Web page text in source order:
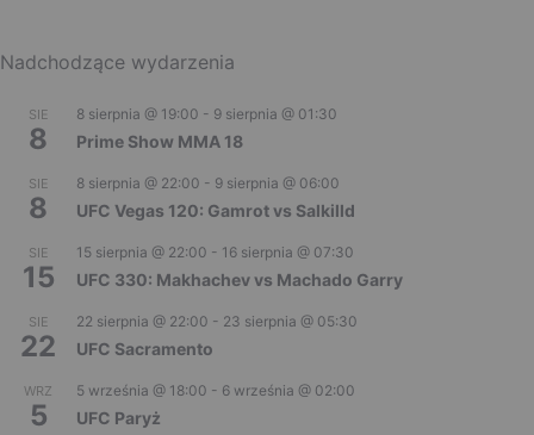
Nadchodzące wydarzenia
SIE
8
8 sierpnia @ 19:00 - 9 sierpnia @ 01:30
Prime Show MMA 18
SIE
8
8 sierpnia @ 22:00 - 9 sierpnia @ 06:00
UFC Vegas 120: Gamrot vs Salkilld
SIE
15
15 sierpnia @ 22:00 - 16 sierpnia @ 07:30
UFC 330: Makhachev vs Machado Garry
SIE
22
22 sierpnia @ 22:00 - 23 sierpnia @ 05:30
UFC Sacramento
WRZ
5
5 września @ 18:00 - 6 września @ 02:00
UFC Paryż